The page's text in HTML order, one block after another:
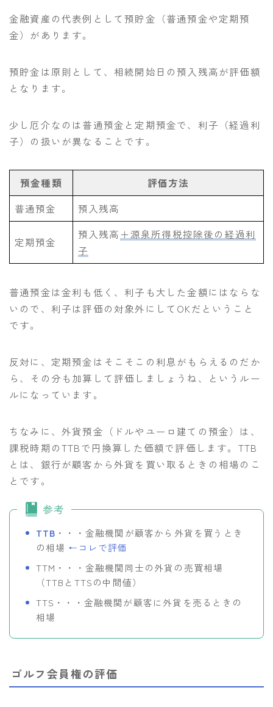
金融資産の代表例として預貯金（普通預金や定期預
金）があります。
預貯金は原則として、相続開始日の預入残高が評価額
となります。
少し厄介なのは普通預金と定期預金で、利子（経過利
子）の扱いが異なることです。
預金種類
評価方法
普通預金
預入残高
定期預金
預入残高 ＋源泉所得税控除後の経過利
子
普通預金は金利も低く、利子も大した金額にはならな
いので、利子は評価の対象外にしてOKだということ
です。
反対に、定期預金はそこそこの利息がもらえるのだか
ら、その分も加算して評価しましょうね、というルー
ルになっています。
ちなみに、外貨預金（ドルやユーロ建ての預金）は、
課税時期のTTBで円換算した価額で評価します。TTB
とは、銀行が顧客から外貨を買い取るときの相場のこ
とです。
参考
TTB ・・・金融機関が顧客から外貨を買うとき
の相場 ←コレで評価
TTM・・・金融機関同士の外貨の売買相場
（TTBとTTSの中間値）
TTS・・・金融機関が顧客に外貨を売るときの
相場
ゴルフ会員権の評価